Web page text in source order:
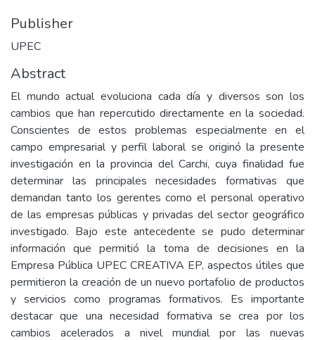
Publisher
UPEC
Abstract
El mundo actual evoluciona cada día y diversos son los
cambios que han repercutido directamente en la sociedad.
Conscientes de estos problemas especialmente en el
campo empresarial y perfil laboral se originó la presente
investigación en la provincia del Carchi, cuya finalidad fue
determinar las principales necesidades formativas que
demandan tanto los gerentes como el personal operativo
de las empresas públicas y privadas del sector geográfico
investigado. Bajo este antecedente se pudo determinar
información que permitió la toma de decisiones en la
Empresa Pública UPEC CREATIVA EP, aspectos útiles que
permitieron la creación de un nuevo portafolio de productos
y servicios como programas formativos. Es importante
destacar que una necesidad formativa se crea por los
cambios acelerados a nivel mundial por las nuevas